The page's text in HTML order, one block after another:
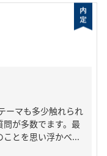
ーマも多少触れられ
が多数でます。最
とを思い浮かべ...